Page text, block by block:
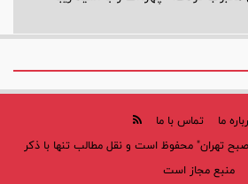
ما
تماس با ما
تهران" محفوظ است و نقل مطالب تنها با ذکر
منبع مجاز است